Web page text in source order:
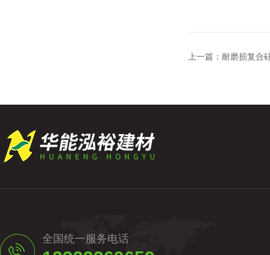
上一篇： 耐磨损复合
全国统一服务电话